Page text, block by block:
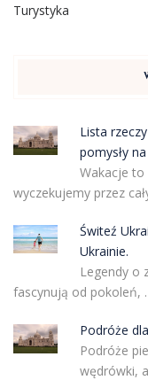
Turystyka
Lista
pomysły
Wakacje to
wyczekujemy przez
Świteź
Ukrainie.
Legendy o
fascynują od pokoleń,
Podróże
Podróże
wędrówki,